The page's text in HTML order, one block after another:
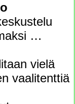
…
vielä
vaalitenttiä